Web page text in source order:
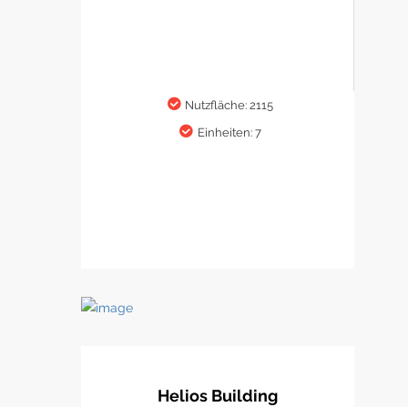
Nutzfläche: 2115
Einheiten: 7
Helios Building